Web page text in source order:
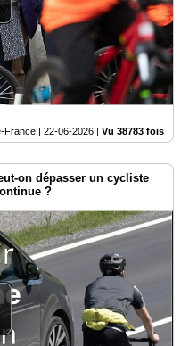
France | 22-06-2026 Vu 38783 fois
on dépasser un cycliste
?